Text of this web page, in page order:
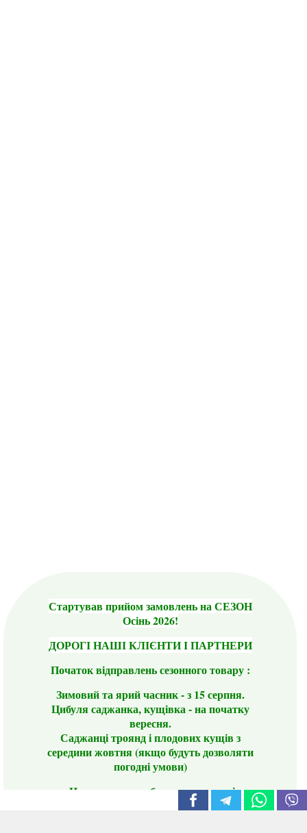
Стартував прийом замовлень на СЕЗОН
Осінь 2026!
ДОРОГІ НАШІ КЛІЄНТИ І ПАРТНЕРИ
Початок відправлень сезонного товару :
Зимовий та ярий часник - з 15 серпня.
Цибуля саджанка, кущівка - на початку
вересня.
Саджанці троянд і плодових кущів з
середини жовтня (якщо будуть дозволяти
погодні умови)
Цього сезону ви будете задоволені
традиційно гарним асортиментом цибулі